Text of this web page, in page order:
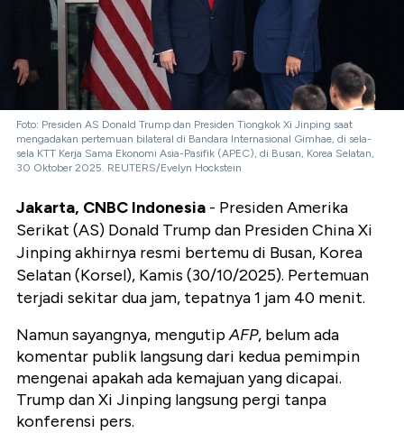
Foto: Presiden AS Donald Trump dan Presiden Tiongkok Xi Jinping saat
mengadakan pertemuan bilateral di Bandara Internasional Gimhae, di sela-
sela KTT Kerja Sama Ekonomi Asia-Pasifik (APEC), di Busan, Korea Selatan,
30 Oktober 2025. REUTERS/Evelyn Hockstein
Jakarta, CNBC Indonesia - Presiden Amerika
Serikat (AS) Donald Trump dan Presiden China Xi
Jinping akhirnya resmi bertemu di Busan, Korea
Selatan (Korsel), Kamis (30/10/2025). Pertemuan
terjadi sekitar dua jam, tepatnya 1 jam 40 menit.
Namun sayangnya, mengutipAFP, belum ada
komentar publik langsung dari kedua pemimpin
mengenai apakah ada kemajuan yang dicapai.
Trump dan Xi Jinping langsung pergi tanpa
konferensi pers.